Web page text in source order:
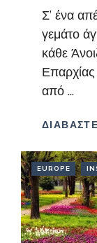
Σ’ ένα
γεμάτο
κάθε
από ...
EUROPE